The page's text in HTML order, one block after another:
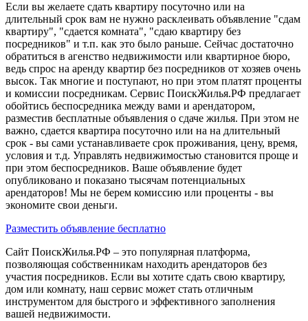
Если вы желаете сдать квартиру посуточно или на
длительный срок вам не нужно расклеивать объявление "сдам
квартиру", "сдается комната", "сдаю квартиру без
посредников" и т.п. как это было раньше. Сейчас достаточно
обратиться в агенство недвижимости или квартирное бюро,
ведь спрос на аренду квартир без посредников от хозяев очень
высок. Так многие и поступают, но при этом платят проценты
и комиссии посредникам. Сервис ПоискЖилья.РФ предлагает
обойтись беспосредника между вами и арендатором,
разместив бесплатные объявления о сдаче жилья. При этом не
важно, сдается квартира посуточно или на на длительный
срок - вы сами устанавливаете срок проживания, цену, время,
условия и т.д. Управлять недвижимостью становится проще и
при этом беспосредников. Ваше объявление будет
опубликовано и показано тысячам потенциальных
арендаторов! Мы не берем комиссию или проценты - вы
экономите свои деньги.
Разместить объявление бесплатно
Сайт ПоискЖилья.РФ – это популярная платформа,
позволяющая собственникам находить арендаторов без
участия посредников. Если вы хотите сдать свою квартиру,
дом или комнату, наш сервис может стать отличным
инструментом для быстрого и эффективного заполнения
вашей недвижимости.